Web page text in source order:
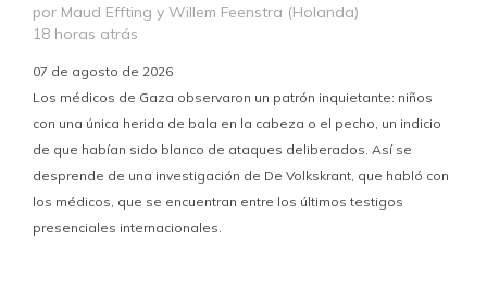
por Maud Effting y Willem Feenstra (Holanda)
18 horas atrás
07 de agosto de 2026
Los médicos de Gaza observaron un patrón inquietante: niños
con una única herida de bala en la cabeza o el pecho, un indicio
de que habían sido blanco de ataques deliberados. Así se
desprende de una investigación de De Volkskrant, que habló con
los médicos, que se encuentran entre los últimos testigos
presenciales internacionales.